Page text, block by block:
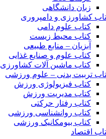
زبان دانشگاهی
کشاورزی و دامپروری
کتاب علوم دامی
کتاب محیط زیست
آبزیان – منابع طبیعی
کتاب علوم و صنایع غذایی
کتاب ماشین آلات کشاورزی
تربیت بدنی – علوم ورزشی
کتاب فیزیولوژی ورزش
کتاب مدیریت ورزش
کتاب رفتار حرکتی
کتاب روانشناسی ورزشی
کتاب بیومکانیک ورزشی
اقتصاد